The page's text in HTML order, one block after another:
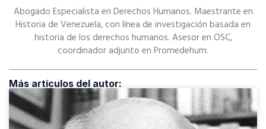
Abogado Especialista en Derechos Humanos. Maestrante en
Historia de Venezuela, con línea de investigación basada en
historia de los derechos humanos. Asesor en OSC,
coordinador adjunto en Promedehum.
Más artículos del autor: